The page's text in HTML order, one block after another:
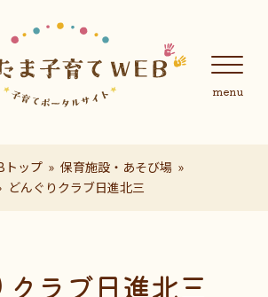
トップ
保育施設・あそび場
どんぐりクラブ日進北三
クラブ日進北三